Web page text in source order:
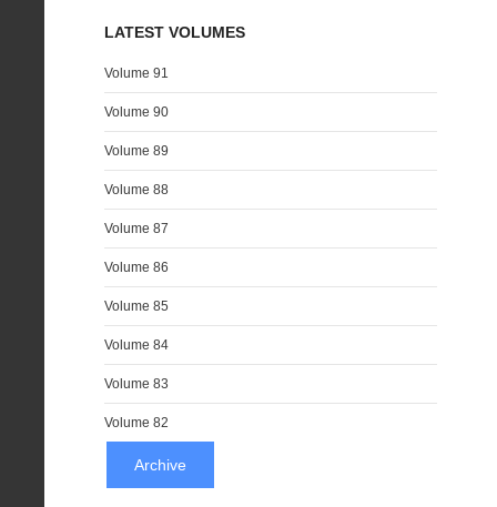
LATEST VOLUMES
Volume 91
Volume 90
Volume 89
Volume 88
Volume 87
Volume 86
Volume 85
Volume 84
Volume 83
Volume 82
Archive